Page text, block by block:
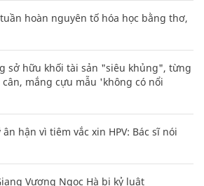
hoàn nguyên tố hóa học bằng thơ,
sở hữu khối tài sản "siêu khủng", từng
mắng cựu mẫu 'không có nổi
hận vì tiêm vắc xin HPV: Bác sĩ nói
Vương Ngọc Hà bị kỷ luật